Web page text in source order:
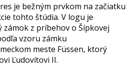
je bežným prvkom na začiatku
tohto štúdia. V logu je
z príbehov o Šípkovej
vzoru zámku
meste Füssen, ktorý
Ľudovítovi II.